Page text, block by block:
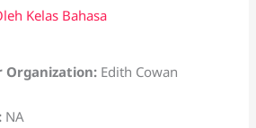
Kelas Bahasa
Organization: Edith Cowan
NA